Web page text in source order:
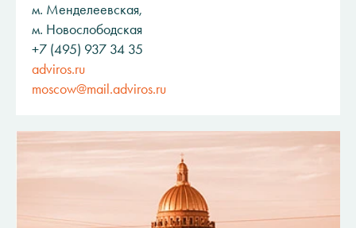
м. Менделеевская,
м. Новослободская
+7 (495) 937 34 35
adviros.ru
moscow@mail.adviros.ru